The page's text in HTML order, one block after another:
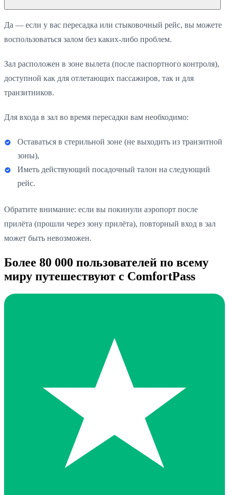
Да — если у вас пересадка или стыковочный рейс, вы можете
воспользоваться залом без каких-либо проблем.
Зал расположен в зоне вылета (после паспортного контроля),
доступной как для отлетающих пассажиров, так и для
транзитников.
Для входа в зал во время пересадки вам необходимо:
Оставаться в стерильной зоне (не выходить из транзитной
зоны),
Иметь действующий посадочный талон на следующий
рейс.
Обратите внимание: если вы покинули аэропорт после
прилёта (прошли через зону прилёта), повторный вход в зал
может быть невозможен.
Более 80 000 пользователей по всему
миру путешествуют с ComfortPass